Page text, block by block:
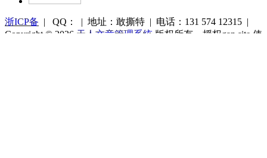
浙ICP备 | QQ： | 地址：敢撕特 | 电话：131 574 12315 |
Copyright © 2026 天人文章管理系统 版权所有，授权gan.site 使